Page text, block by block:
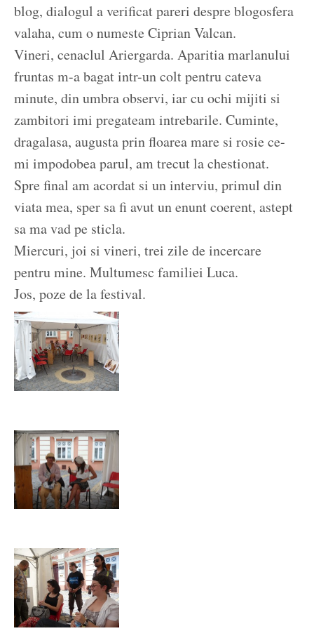
blog, dialogul a verificat pareri despre blogosfera
valaha, cum o numeste Ciprian Valcan.
Vineri, cenaclul Ariergarda. Aparitia marlanului
fruntas m-a bagat intr-un colt pentru cateva
minute, din umbra observi, iar cu ochi mijiti si
zambitori imi pregateam intrebarile. Cuminte,
dragalasa, augusta prin floarea mare si rosie ce-
mi impodobea parul, am trecut la chestionat.
Spre final am acordat si un interviu, primul din
viata mea, sper sa fi avut un enunt coerent, astept
sa ma vad pe sticla.
Miercuri, joi si vineri, trei zile de incercare
pentru mine. Multumesc familiei Luca.
Jos, poze de la festival.